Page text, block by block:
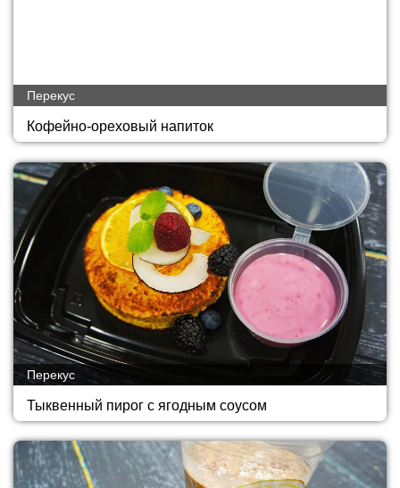
Кофейно-ореховый напиток
Перекус
Тыквенный пирог с ягодным соусом
Перекус